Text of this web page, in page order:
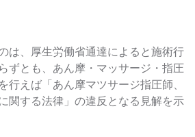
は、厚生労働省通達によると施術行
ずとも、あん摩・マッサージ・指圧
行えば「あん摩マツサージ指圧師、
関する法律」の違反となる見解を示